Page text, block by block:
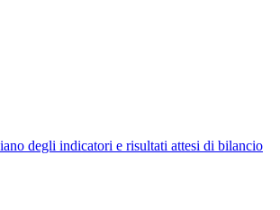
degli indicatori e risultati attesi di bilancio